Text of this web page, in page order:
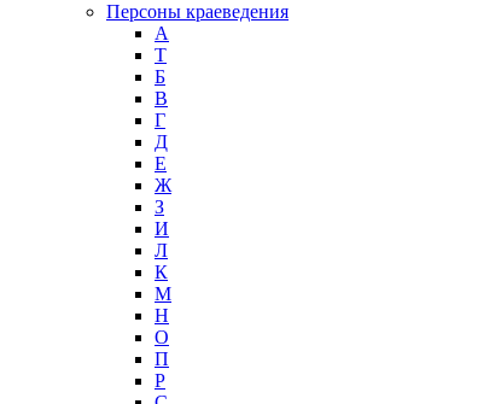
Персоны краеведения
А
T
Б
В
Г
Д
Е
Ж
З
И
Л
К
М
Н
О
П
Р